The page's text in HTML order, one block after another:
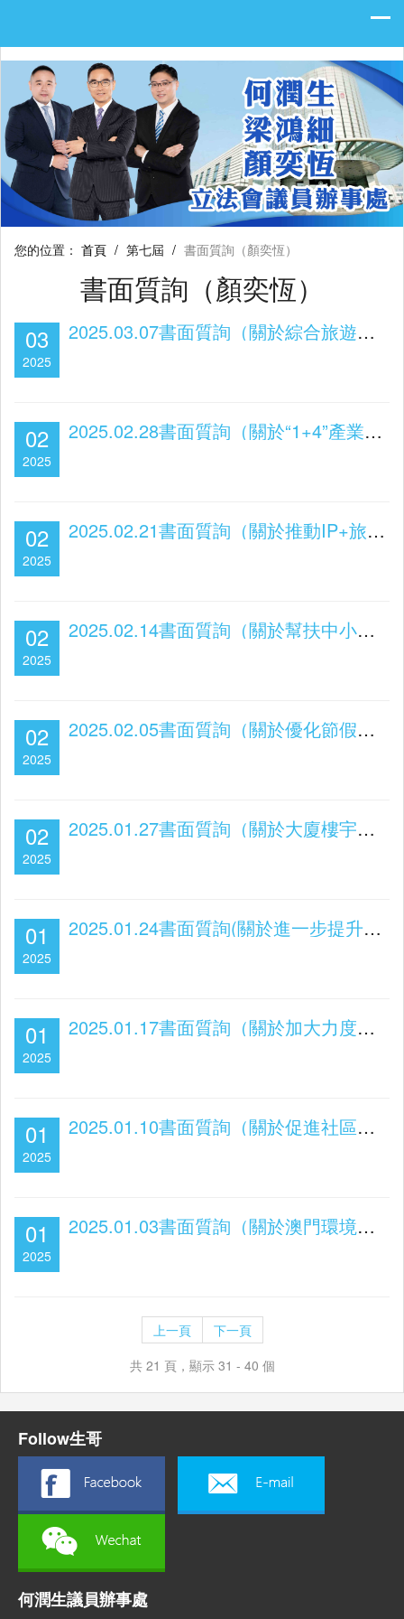
您的位置： 首頁 / 第七屆 / 書面質詢（顏奕恆）
書面質詢（顏奕恆）
03
2025
2025.03.07書面質詢（關於綜合旅遊休閒企業非博彩項目發展）
02
2025
2025.02.28書面質詢（關於“1+4”產業發展和本地人才培養）
02
2025
2025.02.21書面質詢（關於推動IP+旅遊、文創發展）
02
2025
2025.02.14書面質詢（關於幫扶中小企發展 提振社區經濟）
02
2025
2025.02.05書面質詢（關於優化節假日、演唱會期間口岸通關和交通配套）
02
2025
2025.01.27書面質詢（關於大廈樓宇及電動車防火安全）
01
2025
2025.01.24書面質詢(關於進一步提升交通安全)
01
2025
2025.01.17書面質詢（關於加大力度支援輟學生）
01
2025
2025.01.10書面質詢（關於促進社區經濟）
01
2025
2025.01.03書面質詢（關於澳門環境保護工作）
上一頁
下一頁
共 21 頁，顯示 31 - 40 個
Follow生哥
何潤生議員辦事處